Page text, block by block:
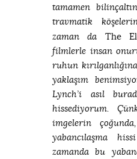
tamamen
travmatik
zaman da The
filmlerle insan
ruhun
yaklaşım
Lynch’i asıl
hissediyorum.
imgelerin
yabancılaşma
zamanda bu